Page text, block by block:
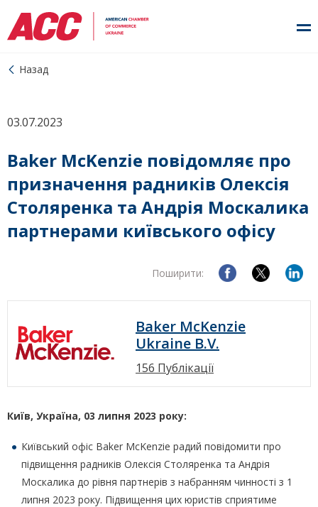
Назад
03.07.2023
Baker McKenzie повідомляє про
призначення радників Олексія
Столяренка та Андрія Москалика
партнерами київського офісу
Поширити:
Baker McKenzie
Ukraine B.V.
156 Публікації
Київ, Україна, 03 липня 2023 року:
Київський офіс Baker McKenzie радий повідомити про
підвищення радників Олексія Столяренка та Андрія
Москалика до рівня партнерів з набранням чинності з 1
липня 2023 року. Підвищення цих юристів сприятиме